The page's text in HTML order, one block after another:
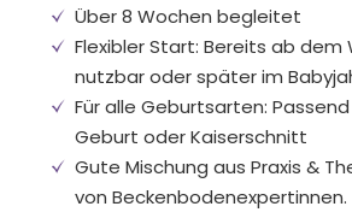
Über 8 Wochen begleitet
Flexibler Start: Bereits ab
nutzbar oder später im
Für alle Geburtsarten:
Geburt oder Kaiserschnitt
Gute Mischung aus Praxis &
von Beckenbodenexpertinnen.